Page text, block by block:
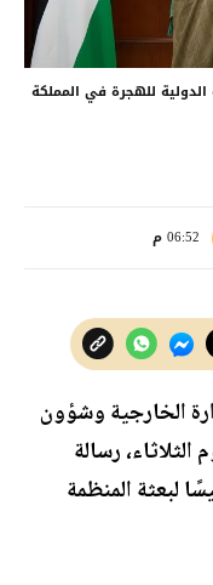
للهجرة في المملكة
06:52 م
الخارجية وشؤون
الثلاثاء، رسالة
لبعثة المنظمة